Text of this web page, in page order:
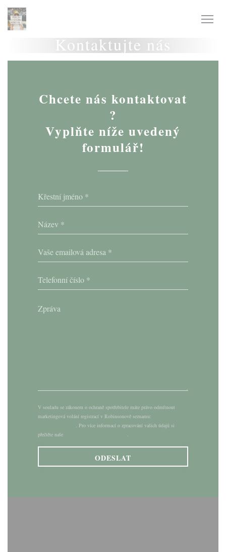
Panel pro správu cookies
Kontaktujte nás
Chcete nás kontaktovat
?
Vyplňte níže uvedený
formulář!
V souladu se zákonem o ochraně spotřebitele máte právo odmítnout
marketingová volání registrací v Robinsonově seznamu:
. Pro více informací o zpracování vašich údajů si
přečtěte naše
.